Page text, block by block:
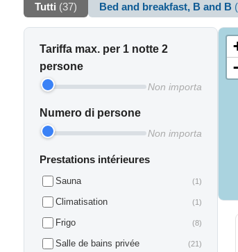
Tutti (37) Bed and breakfast, B and B
Tariffa max. per 1 notte 2
persone
Non importa
Numero di persone
Non importa
Prestations intérieures
Sauna (1)
Climatisation (1)
Frigo (8)
Salle de bains privée (21)